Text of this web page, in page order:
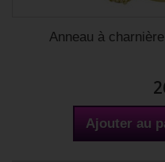
Anneau à
Ajouter au